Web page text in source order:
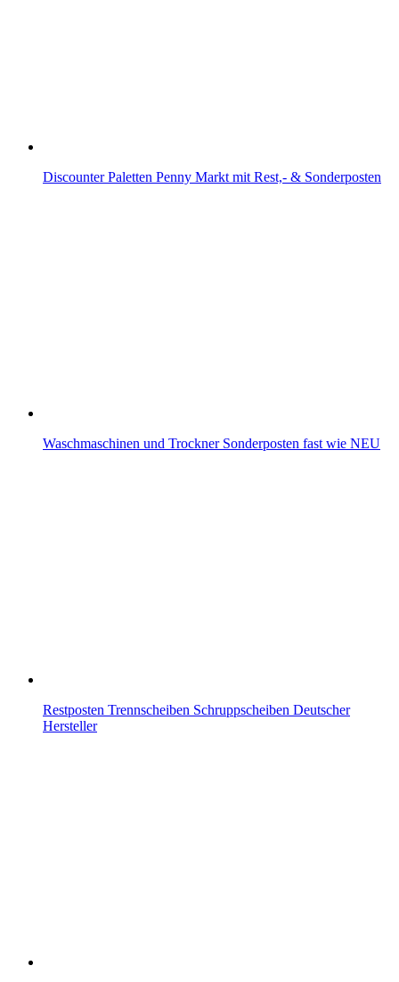
Discounter Paletten Penny Markt mit Rest,- & Sonderposten
Waschmaschinen und Trockner Sonderposten fast wie NEU
Restposten Trennscheiben Schruppscheiben Deutscher
Hersteller